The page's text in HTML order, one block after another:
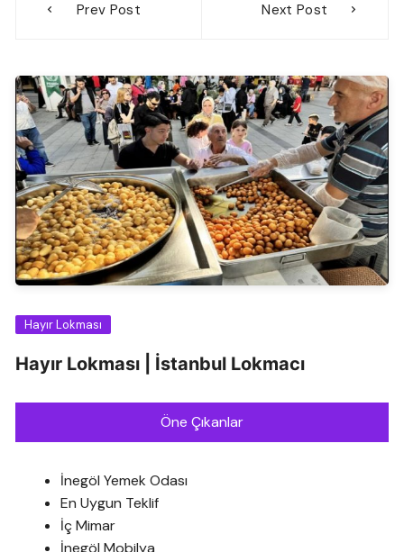
gezinmesi
Prev Post Next Post
Hayır Lokması
Hayır Lokması | İstanbul Lokmacı
Öne Çıkanlar
İnegöl Yemek Odası
En Uygun Teklif
İç Mimar
İnegöl Mobilya